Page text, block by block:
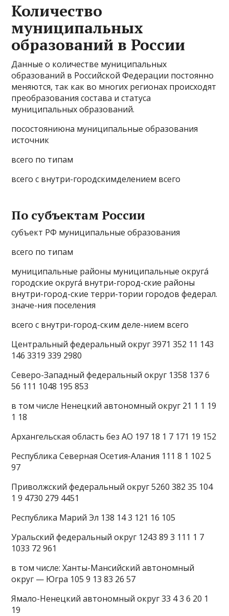
Количество
муниципальных
образований в России
Данные о количестве муниципальных
образований в Российской Федерации постоянно
меняются, так как во многих регионах происходят
преобразования состава и статуса
муниципальных образований.
посостояниюна муниципальные образования
источник
всего по типам
всего с внутри-городскимделением всего
По субъектам России
субъект РФ муниципальные образования
все­го по типам
муниципальные районы муниципальные округа́
го­род­ские ок­ру­га́ внутри-город-ские районы
внутри-город-ские терри-тории городов федерал.
значе-ния поселения
все­го с внутри-город-ским деле-нием все­го
Центральный федеральный округ 3971 352 11 143
146 3319 339 2980
Северо-Западный федеральный округ 1358 137 6
56 111 1048 195 853
в том числе Ненецкий автономный округ 21 1 1 19
1 18
Архангельская область без АО 197 18 1 7 171 19 152
Республика Северная Осетия-Алания 111 8 1 102 5
97
Приволжский федеральный округ 5260 382 35 104
1 9 4730 279 4451
Республика Марий Эл 138 14 3 121 16 105
Уральский федеральный округ 1243 89 3 111 1 7
1033 72 961
в том числе: Ханты-Мансийский автономный
округ — Югра 105 9 13 83 26 57
Ямало-Ненецкий автономный округ 33 4 3 6 20 1
19